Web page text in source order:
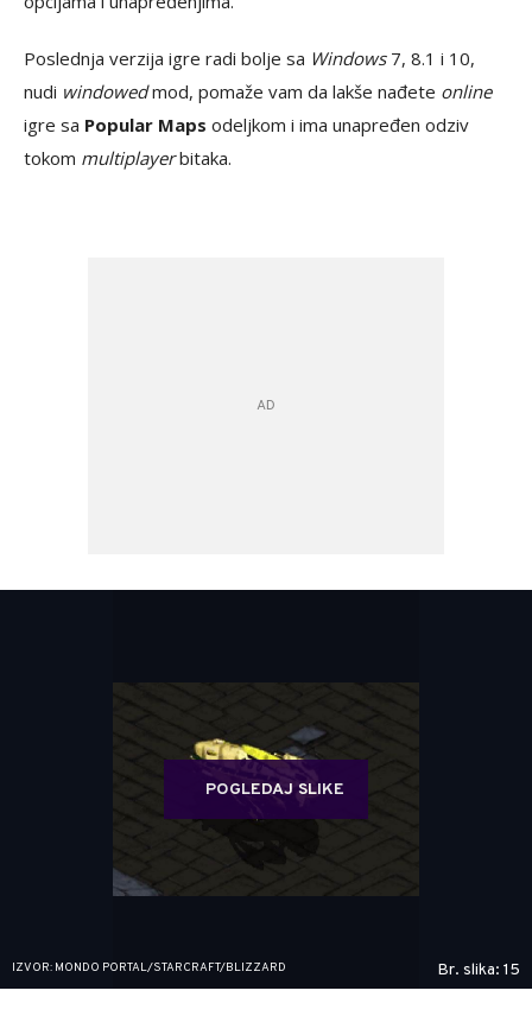
Poslednja verzija igre radi bolje sa Windows7, 8.1 i 10,
nudi windowedmod, pomaže vam da lakše nađete online
igre sa Popular Maps odeljkom i ima unapređen odziv
tokom multiplayerbitaka.
POGLEDAJ SLIKE
IZVOR: MONDO PORTAL/STARCRAFT/BLIZZARD Br. slika: 15